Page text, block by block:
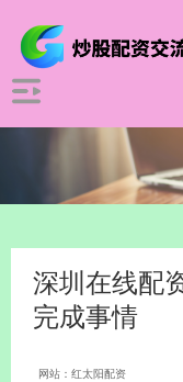
深圳在线配
完成事情
网站：红太阳配资